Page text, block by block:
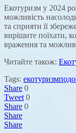
Екотуризм у 2024
можливість
та сприяти її
вирішите поїхати,
враження та
Читайте також:
Tags: екотуризм
Share 0
Tweet 0
Share 0
Share
Share